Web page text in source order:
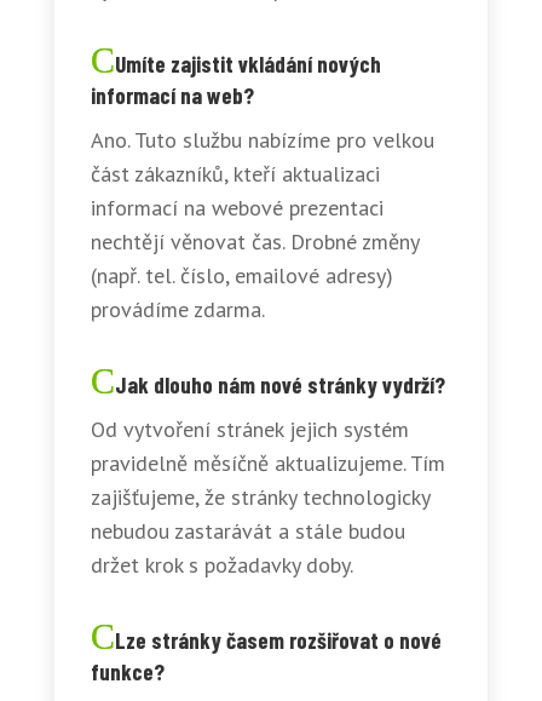
Umíte zajistit vkládání nových
informací na web?
Ano. Tuto službu nabízíme pro velkou
část zákazníků, kteří aktualizaci
informací na webové prezentaci
nechtějí věnovat čas. Drobné změny
(např. tel. číslo, emailové adresy)
provádíme zdarma.
Jak dlouho nám nové stránky vydrží?
Od vytvoření stránek jejich systém
pravidelně měsíčně aktualizujeme. Tím
zajišťujeme, že stránky technologicky
nebudou zastarávát a stále budou
držet krok s požadavky doby.
Lze stránky časem rozšiřovat o nové
funkce?